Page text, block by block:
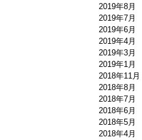
2019年8月
2019年7月
2019年6月
2019年4月
2019年3月
2019年1月
2018年11月
2018年8月
2018年7月
2018年6月
2018年5月
2018年4月